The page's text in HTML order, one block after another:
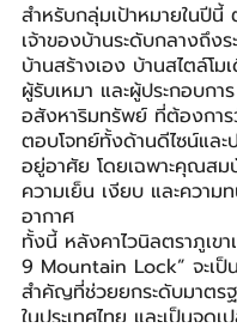
สำหรับกลุ่มเป้าหมายในปีนี้
เจ้าของบ้านระดับกลางถึง
บ้านสร้างเอง บ้านสไตล์โ
ผู้รับเหมา และผู้ประกอบการ
อสังหาริมทรัพย์ ที่ต้องกา
ตอบโจทย์ทั้งด้านดีไซน์และ
อยู่อาศัย โดยเฉพาะคุณสม
ความเย็น เงียบ และควา
อากาศ
ทั้งนี้ หลังคาไวนิลตราภูเขา
9 Mountain Lock” จะเป็
สำคัญที่ช่วยยกระดับมาตร
ในประเทศไทย และเป็นจุด